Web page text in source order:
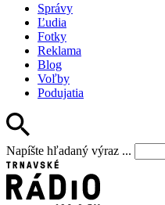
Správy
Ľudia
Fotky
Reklama
Blog
Voľby
Podujatia
Napíšte hľadaný výraz ...